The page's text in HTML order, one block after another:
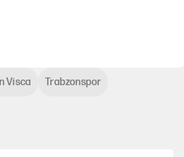
Visca Trabzonspor